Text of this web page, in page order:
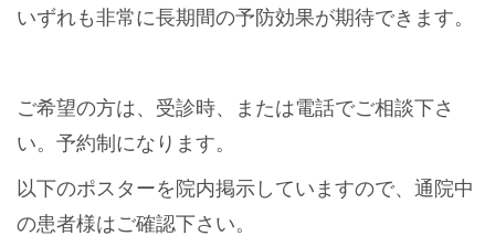
いずれも非常に長期間の予防効果が期待できます。
ご希望の方は、受診時、または電話でご相談下さ
い。予約制になります。
以下のポスターを院内掲示していますので、通院中
の患者様はご確認下さい。